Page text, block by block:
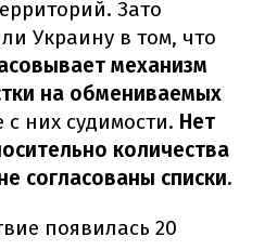
Зато
Украину в том, что
механизм
на обмениваемых
с них судимости. Нет
количества
согласованы списки.
появилась 20